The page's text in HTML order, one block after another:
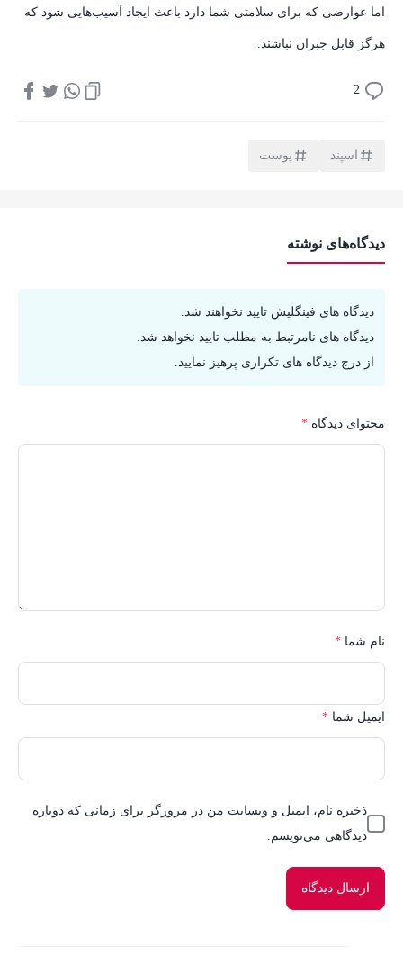
اما عوارضی که برای سلامتی شما دارد باعث ایجاد آسیب‌هایی شود که
هرگز قابل جبران نباشند.
2
اسپند پوست
دیدگاه‌های نوشته
دیدگاه های فینگلیش تایید نخواهند شد.
دیدگاه های نامرتبط به مطلب تایید نخواهد شد.
از درج دیدگاه های تکراری پرهیز نمایید.
محتوای دیدگاه *
نام شما *
ایمیل شما *
ذخیره نام، ایمیل و وبسایت من در مرورگر برای زمانی که دوباره
دیدگاهی می‌نویسم.